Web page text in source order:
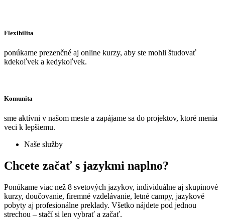
Flexibilita
ponúkame prezenčné aj online kurzy, aby ste mohli študovať
kdekoľvek a kedykoľvek.
Komunita
sme aktívni v našom meste a zapájame sa do projektov, ktoré menia
veci k lepšiemu.
Naše služby
Chcete začať s jazykmi naplno?
Ponúkame viac než 8 svetových jazykov, individuálne aj skupinové
kurzy, doučovanie, firemné vzdelávanie, letné campy, jazykové
pobyty aj profesionálne preklady. Všetko nájdete pod jednou
strechou – stačí si len vybrať a začať.